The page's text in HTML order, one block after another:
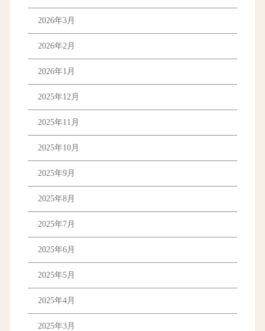
2026年3月
2026年2月
2026年1月
2025年12月
2025年11月
2025年10月
2025年9月
2025年8月
2025年7月
2025年6月
2025年5月
2025年4月
2025年3月